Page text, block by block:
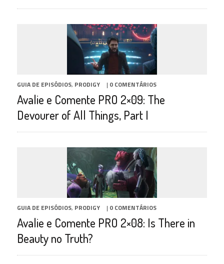
GUIA DE EPISÓDIOS, PRODIGY | 0 COMENTÁRIOS
Avalie e Comente PRO 2×09: The
Devourer of All Things, Part I
GUIA DE EPISÓDIOS, PRODIGY | 0 COMENTÁRIOS
Avalie e Comente PRO 2×08: Is There in
Beauty no Truth?